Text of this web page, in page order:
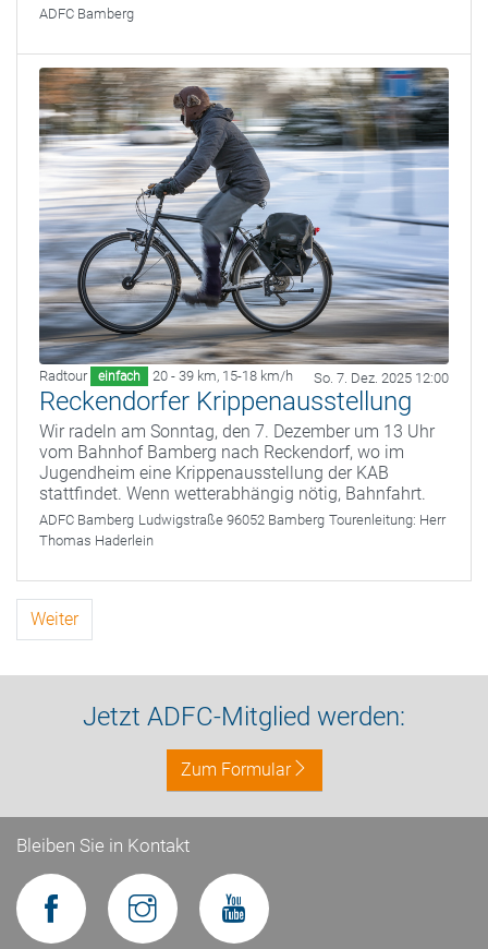
ADFC Bamberg
Radtour einfach 20 - 39 km, 15-18 km/h So. 7. Dez. 2025 12:00
Reckendorfer Krippenausstellung
Wir radeln am Sonntag, den 7. Dezember um 13 Uhr
vom Bahnhof Bamberg nach Reckendorf, wo im
Jugendheim eine Krippenausstellung der KAB
stattfindet. Wenn wetterabhängig nötig, Bahnfahrt.
ADFC Bamberg Ludwigstraße 96052 Bamberg Tourenleitung: Herr
Thomas Haderlein
Weiter
Jetzt ADFC-Mitglied werden:
Zum Formular
Bleiben Sie in Kontakt